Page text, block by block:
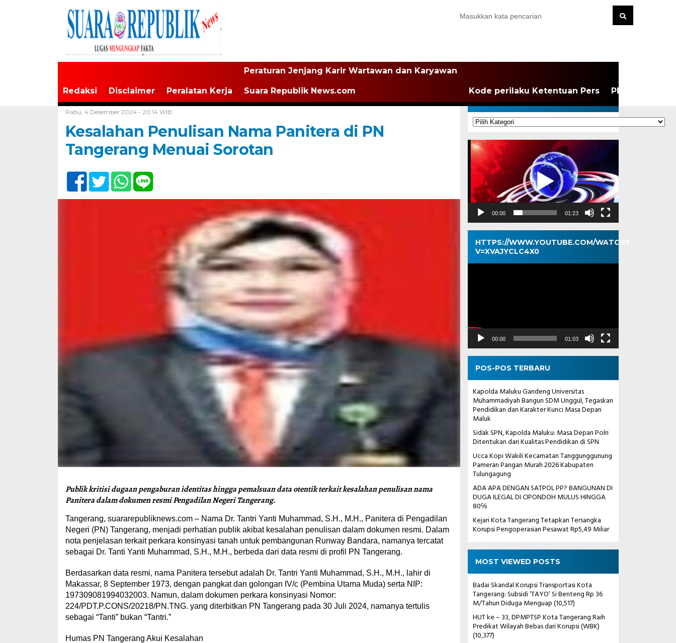
Redaksi Disclaimer Peralatan Kerja
Peraturan Jenjang Karir Wartawan dan Karyawan
Suara Republik News.com Kode perilaku Ketentuan Pers PEDOMAN
Rabu, 4 Desember 2024 - 20:14 WIB
Kesalahan Penulisan Nama Panitera di PN
Tangerang Menuai Sorotan
Publik kritisi dugaan pengaburan identitas hingga pemalsuan data otentik terkait kesalahan penulisan nama
Panitera dalam dokumen resmi Pengadilan Negeri Tangerang.
Tangerang, suararepubliknews.com – Nama Dr. Tantri Yanti Muhammad, S.H., M.H., Panitera di Pengadilan
Negeri (PN) Tangerang, menjadi perhatian publik akibat kesalahan penulisan dalam dokumen resmi. Dalam
nota penjelasan terkait perkara konsinyasi tanah untuk pembangunan Runway Bandara, namanya tercatat
sebagai Dr. Tanti Yanti Muhammad, S.H., M.H., berbeda dari data resmi di profil PN Tangerang.
Berdasarkan data resmi, nama Panitera tersebut adalah Dr. Tantri Yanti Muhammad, S.H., M.H., lahir di
Makassar, 8 September 1973, dengan pangkat dan golongan IV/c (Pembina Utama Muda) serta NIP:
197309081994032003. Namun, dalam dokumen perkara konsinyasi Nomor:
224/PDT.P.CONS/20218/PN.TNG. yang diterbitkan PN Tangerang pada 30 Juli 2024, namanya tertulis
sebagai “Tanti” bukan “Tantri.”
Humas PN Tangerang Akui Kesalahan
KATEGORI
Kategori
Pemutar
Video
00:00 01:23
HTTPS://WWW.YOUTUBE.COM/WATCH?
V=XVAJYCLC4X0
Pemutar
00:00 01:03
POS-POS TERBARU
Kapolda Maluku Gandeng Universitas
Muhammadiyah Bangun SDM Unggul, Tegaskan
Pendidikan dan Karakter Kunci Masa Depan
Maluk
Sidak SPN, Kapolda Maluku: Masa Depan Polri
Ditentukan dari Kualitas Pendidikan di SPN
Ucca Kopi Wakili Kecamatan Tanggunggunung
Pameran Pangan Murah 2026 Kabupaten
Tulungagung
ADA APA DENGAN SATPOL PP? BANGUNAN DI
DUGA ILEGAL DI CIPONDOH MULUS HINGGA
80℅
Kejari Kota Tangerang Tetapkan Tersangka
Korupsi Pengoperasian Pesawat Rp5,49 Miliar
MOST VIEWED POSTS
Badai Skandal Korupsi Transportasi Kota
Tangerang: Subsidi ‘TAYO’ Si Benteng Rp 36
M/Tahun Diduga Menguap(10,517)
HUT ke – 33, DPMPTSP Kota Tangerang Raih
Predikat Wilayah Bebas dari Korupsi (WBK)
(10,377)